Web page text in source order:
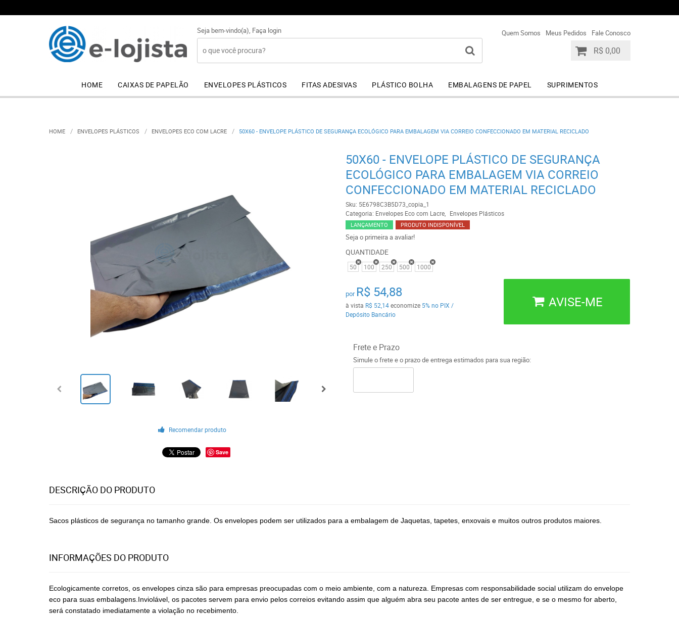
Seja bem-vindo(a), Faça login Quem Somos Meus Pedidos Fale Conosco
R$ 0,00
HOME CAIXAS DE PAPELÃO ENVELOPES PLÁSTICOS FITAS ADESIVAS PLÁSTICO BOLHA EMBALAGENS DE PAPEL SUPRIMENTOS
HOME ENVELOPES PLÁSTICOS ENVELOPES ECO COM LACRE 50X60 - ENVELOPE PLÁSTICO DE SEGURANÇA ECOLÓGICO PARA EMBALAGEM VIA CORREIO CONFECCIONADO EM MATERIAL RECICLADO
Recomendar produto
Save
50X60 - ENVELOPE PLÁSTICO DE SEGURANÇA
ECOLÓGICO PARA EMBALAGEM VIA CORREIO
CONFECCIONADO EM MATERIAL RECICLADO
Sku: 5E6798C3B5D73_copia_1
Categoria: Envelopes Eco com Lacre Envelopes Plásticos
LANÇAMENTO PRODUTO INDISPONÍVEL
Seja o primeira a avaliar!
QUANTIDADE
50 100 250 500 1000
por R$ 54,88
à vista R$ 52,14economize 5% no PIX /
Depósito Bancário
AVISE-ME
Frete e Prazo
Simule o frete e o prazo de entrega estimados para sua região:
DESCRIÇÃO DO PRODUTO
Sacos plásticos de segurança no tamanho grande. Os envelopes podem ser utilizados para a embalagem de Jaquetas, tapetes, enxovais e muitos outros produtos maiores.
INFORMAÇÕES DO PRODUTO
Ecologicamente corretos, os envelopes cinza são para empresas preocupadas com o meio ambiente, com a natureza. Empresas com responsabilidade social utilizam do envelope
eco para suas embalagens.Inviolável, os pacotes servem para envio pelos correios evitando assim que alguém abra seu pacote antes de ser entregue, e se o mesmo for aberto,
será constatado imediatamente a violação no recebimento.